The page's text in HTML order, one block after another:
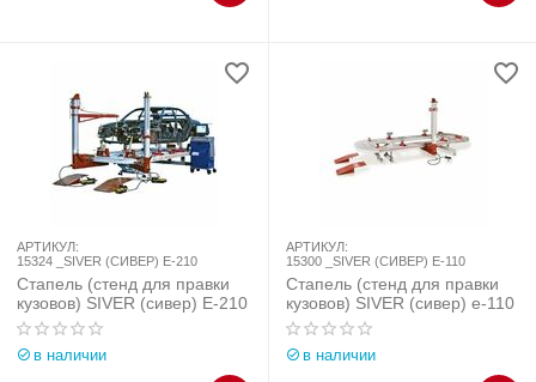
АРТИКУЛ:
15324 _SIVER (СИВЕР) E-210
Стапель (стенд для правки
кузовов) SIVER (сивер) E-210
в наличии
АРТИКУЛ:
15300 _SIVER (СИВЕР) Е-110
Стапель (стенд для правки
кузовов) SIVER (сивер) е-110
в наличии